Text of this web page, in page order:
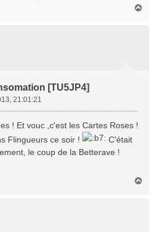
[TU5JP4]
21:01:21
! Et vouc ,c'est les Cartes Roses !
Flingueurs ce soir !
C'était
le coup de la Betterave !